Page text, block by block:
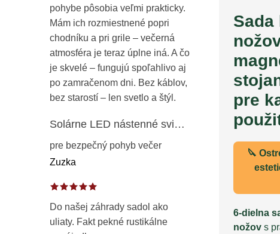
pohybe pôsobia veľmi prakticky.
Mám ich rozmiestnené popri
chodníku a pri grile – večerná
atmosféra je teraz úplne iná. A čo
je skvelé – fungujú spoľahlivo aj
po zamračenom dni. Bez káblov,
bez starostí – len svetlo a štýl.
Solárne LED nástenné svietidlo s pohybovým a súmrakovým senzorom – vonkajšie fasádne osvetlenie IP65
pre bezpečný pohyb večer
Zuzka
Do našej záhrady sadol ako
uliaty. Fakt pekné rustikálne
pre
🔪
6-dielna
nožov s